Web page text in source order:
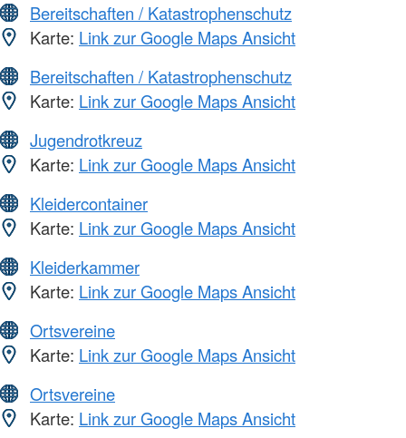
Bereitschaften / Katastrophenschutz
Karte: Link zur Google Maps Ansicht
Bereitschaften / Katastrophenschutz
Karte: Link zur Google Maps Ansicht
Jugendrotkreuz
Karte: Link zur Google Maps Ansicht
Kleidercontainer
Karte: Link zur Google Maps Ansicht
Kleiderkammer
Karte: Link zur Google Maps Ansicht
Ortsvereine
Karte: Link zur Google Maps Ansicht
Ortsvereine
Karte: Link zur Google Maps Ansicht